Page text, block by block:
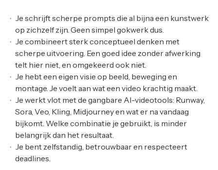
Je schrijft scherpe prompts die al bijna een kunstwerk
op zichzelf zijn. Geen simpel gokwerk dus.
Je combineert sterk conceptueel denken met
scherpe uitvoering. Een goed idee zonder afwerking
telt hier niet, en omgekeerd ook niet.
Je hebt een eigen visie op beeld, beweging en
montage. Je voelt aan wat een video krachtig maakt.
Je werkt vlot met de gangbare AI-videotools: Runway,
Sora, Veo, Kling, Midjourney en wat er na vandaag
bijkomt. Welke combinatie je gebruikt, is minder
belangrijk dan het resultaat.
Je bent zelfstandig, betrouwbaar en respecteert
deadlines.